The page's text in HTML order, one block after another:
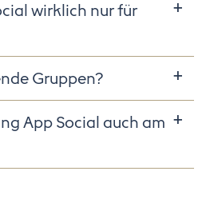
wirklich nur für
Gruppen?
App Social auch am